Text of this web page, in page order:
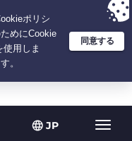
JP
ト
$2.23/月の 大特価